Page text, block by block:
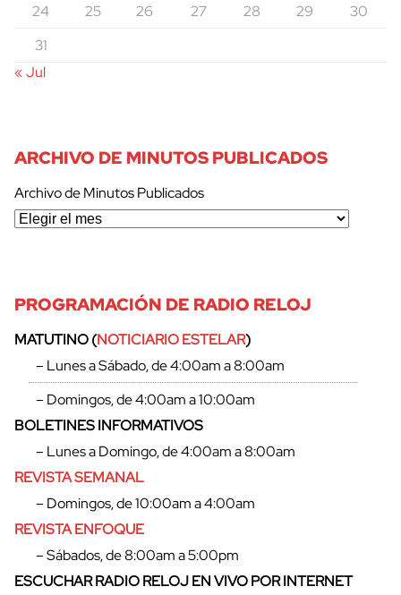
24
25 26 27 28 29
30
31
« Jul
ARCHIVO DE MINUTOS PUBLICADOS
Archivo de Minutos Publicados
PROGRAMACIÓN DE RADIO RELOJ
MATUTINO (NOTICIARIO ESTELAR)
– Lunes a Sábado, de 4:00am a 8:00am
– Domingos, de 4:00am a 10:00am
BOLETINES INFORMATIVOS
– Lunes a Domingo, de 4:00am a 8:00am
REVISTA SEMANAL
– Domingos, de 10:00am a 4:00am
REVISTA ENFOQUE
– Sábados, de 8:00am a 5:00pm
ESCUCHAR RADIO RELOJ EN VIVO POR INTERNET